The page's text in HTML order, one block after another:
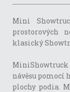
Mini
prostorových
klasický
návěsu pomocí
plochy podia.